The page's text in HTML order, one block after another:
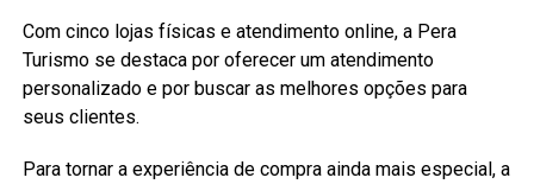
Com cinco lojas físicas e atendimento online, a Pera
Turismo se destaca por oferecer um atendimento
personalizado e por buscar as melhores opções para
seus clientes.
Para tornar a experiência de compra ainda mais especial, a